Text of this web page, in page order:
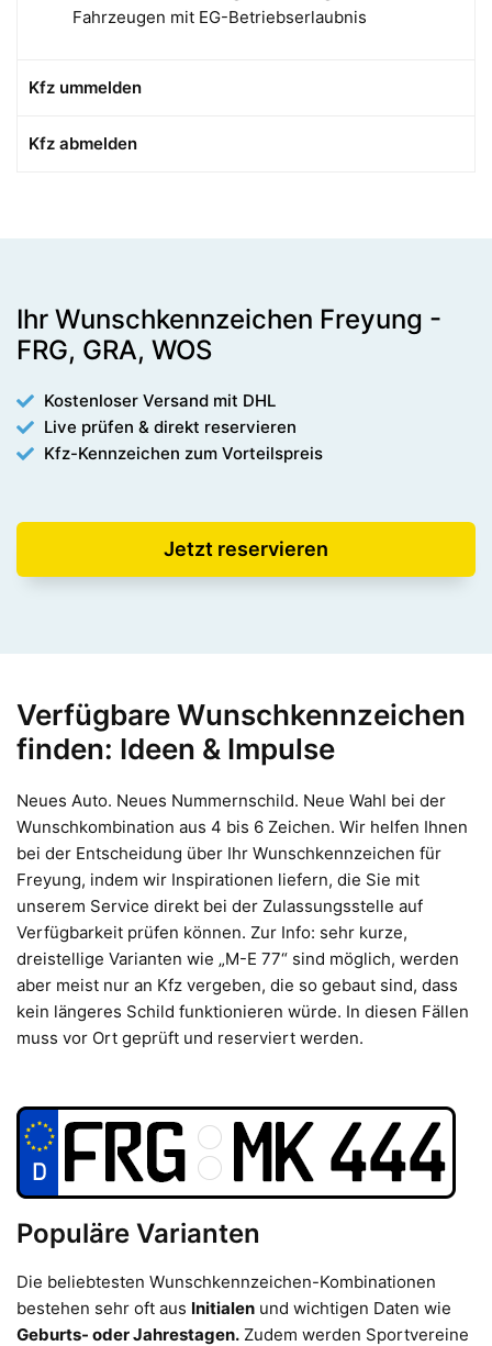
Fahrzeugen mit EG-Betriebserlaubnis
Kfz ummelden
Kfz abmelden
Ihr Wunschkennzeichen Freyung -
FRG, GRA, WOS
Kostenloser Versand mit DHL
Live prüfen & direkt reservieren
Kfz-Kennzeichen zum Vorteilspreis
Jetzt reservieren
Verfügbare Wunschkennzeichen
finden: Ideen & Impulse
Neues Auto. Neues Nummernschild. Neue Wahl bei der
Wunschkombination aus 4 bis 6 Zeichen. Wir helfen Ihnen
bei der Entscheidung über Ihr Wunschkennzeichen für
Freyung, indem wir Inspirationen liefern, die Sie mit
unserem Service direkt bei der Zulassungsstelle auf
Verfügbarkeit prüfen können. Zur Info: sehr kurze,
dreistellige Varianten wie „M-E 77“ sind möglich, werden
aber meist nur an Kfz vergeben, die so gebaut sind, dass
kein längeres Schild funktionieren würde. In diesen Fällen
muss vor Ort geprüft und reserviert werden.
Populäre Varianten
Die beliebtesten Wunschkennzeichen-Kombinationen
bestehen sehr oft aus Initialen und wichtigen Daten wie
Geburts- oder Jahrestagen. Zudem werden Sportvereine